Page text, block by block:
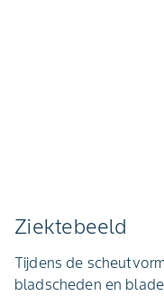
Ziektebeeld
Tijdens de
bladscheden en